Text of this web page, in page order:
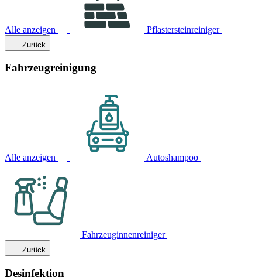
Alle anzeigen Pflastersteinreiniger
Zurück
Fahrzeugreinigung
Alle anzeigen Autoshampoo
Fahrzeuginnenreiniger
Zurück
Desinfektion